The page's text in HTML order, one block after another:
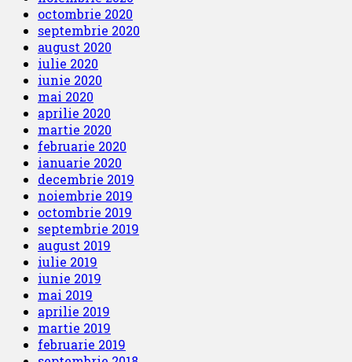
octombrie 2020
septembrie 2020
august 2020
iulie 2020
iunie 2020
mai 2020
aprilie 2020
martie 2020
februarie 2020
ianuarie 2020
decembrie 2019
noiembrie 2019
octombrie 2019
septembrie 2019
august 2019
iulie 2019
iunie 2019
mai 2019
aprilie 2019
martie 2019
februarie 2019